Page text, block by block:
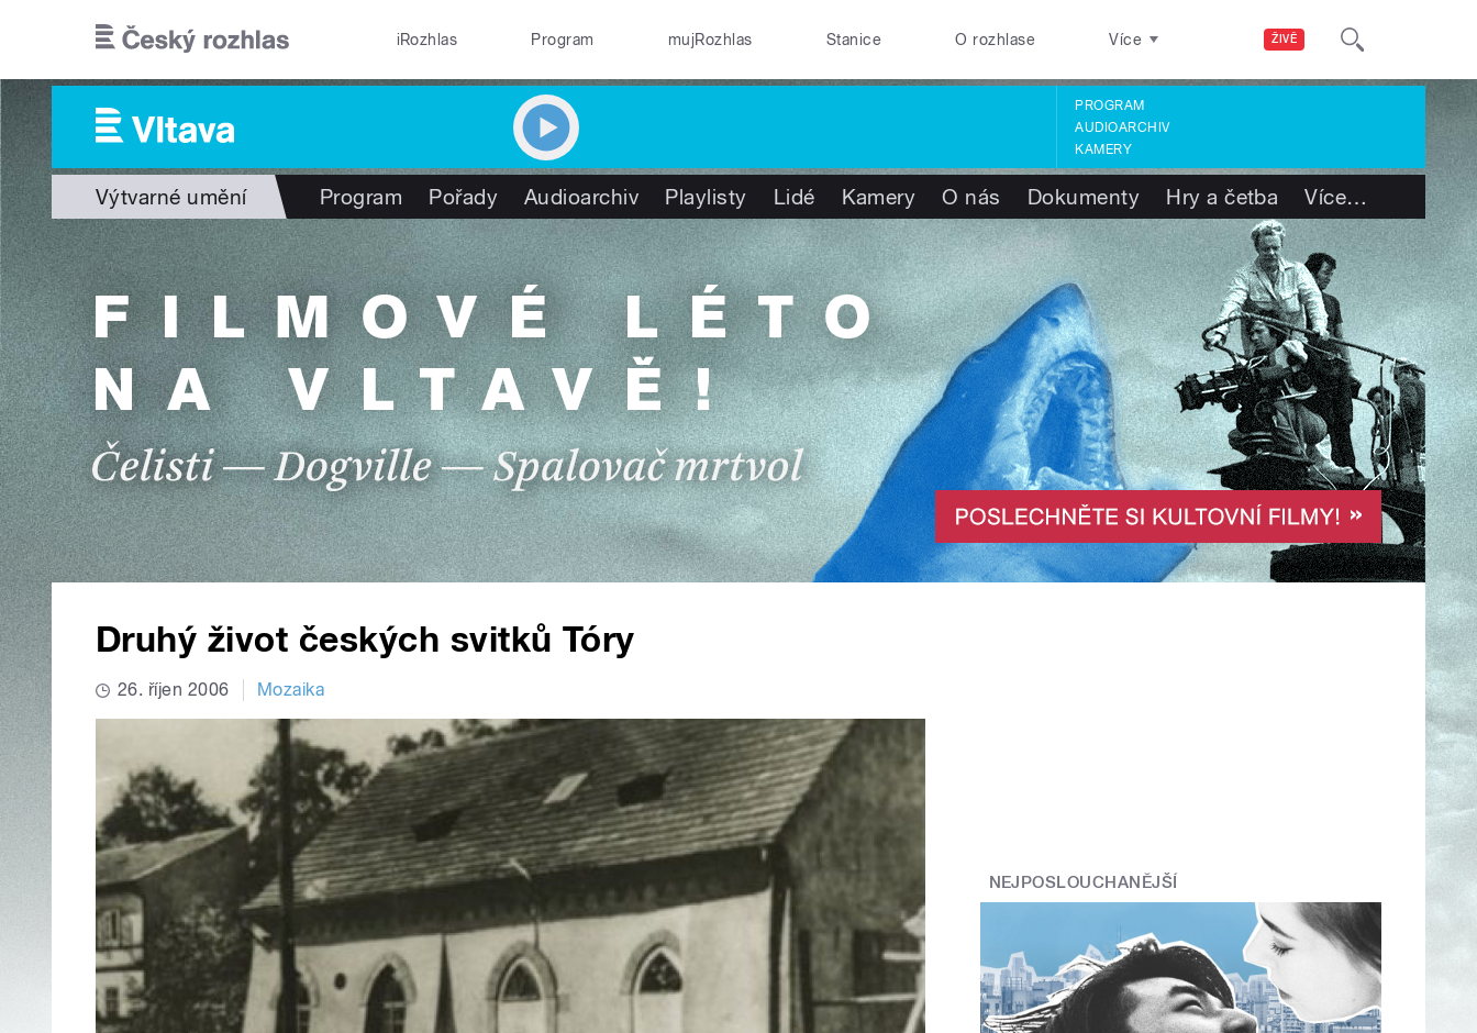
ŽIVĚ
iRozhlas Program mujRozhlas Stanice O rozhlase Více
PROGRAM
AUDIOARCHIV
KAMERY
Výtvarné umění Program Pořady Audioarchiv Playlisty Lidé Kamery O nás Dokumenty Hry a četba Více…
Druhý život českých svitků Tóry
26. říjen 2006 Mozaika
NEJPOSLOUCHANĚJŠÍ